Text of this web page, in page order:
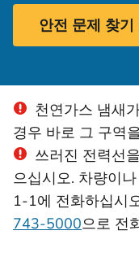
안전 문제 찾
천연가스 냄새
경우 바로 그 구역
쓰러진 전력선
으십시오. 차량이
1-1에 전화하십시
743-5000으로 전